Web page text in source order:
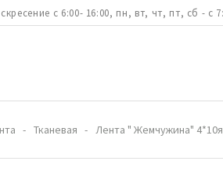
с 6:00- 16:00, пн, вт, чт, пт, сб - с
Тканевая Лента " Жемчужина"